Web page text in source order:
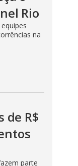
Rio
na
de R$
parte